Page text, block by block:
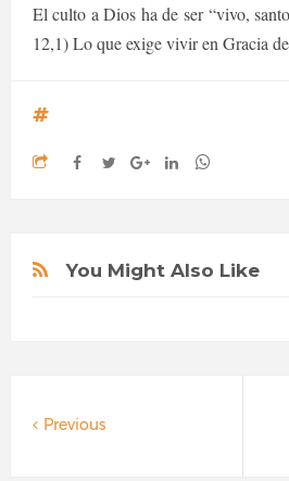
El culto a Dios ha de ser “vivo,
12,1) Lo que exige vivir en Gracia
You Might Also Like
Previous